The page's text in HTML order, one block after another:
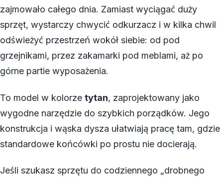
zajmowało całego dnia. Zamiast wyciągać duży
sprzęt, wystarczy chwycić odkurzacz i w kilka chwil
odświeżyć przestrzeń wokół siebie: od pod
grzejnikami, przez zakamarki pod meblami, aż po
górne partie wyposażenia.
To model w kolorze tytan, zaprojektowany jako
wygodne narzędzie do szybkich porządków. Jego
konstrukcja i wąska dysza ułatwiają pracę tam, gdzie
standardowe końcówki po prostu nie docierają.
Jeśli szukasz sprzętu do codziennego „drobnego